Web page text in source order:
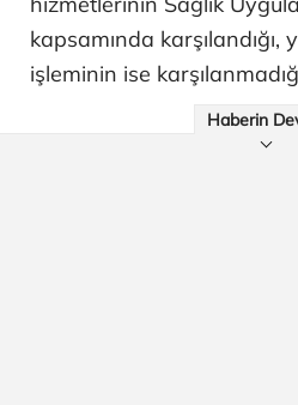
kapsamında
işleminin ise
Haberin